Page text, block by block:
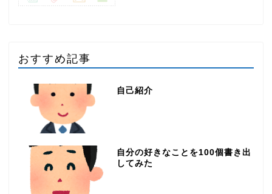
おすすめ記事
自己紹介
自分の好きなことを100個書き出
してみた